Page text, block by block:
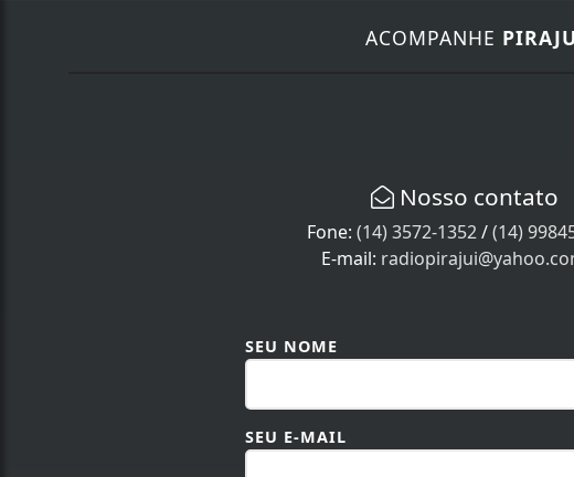
ACOMPANHE
Nosso contato
Fone:(14) 3572-1352/(14)
E-mail:
SEU NOME
SEU E-MAIL